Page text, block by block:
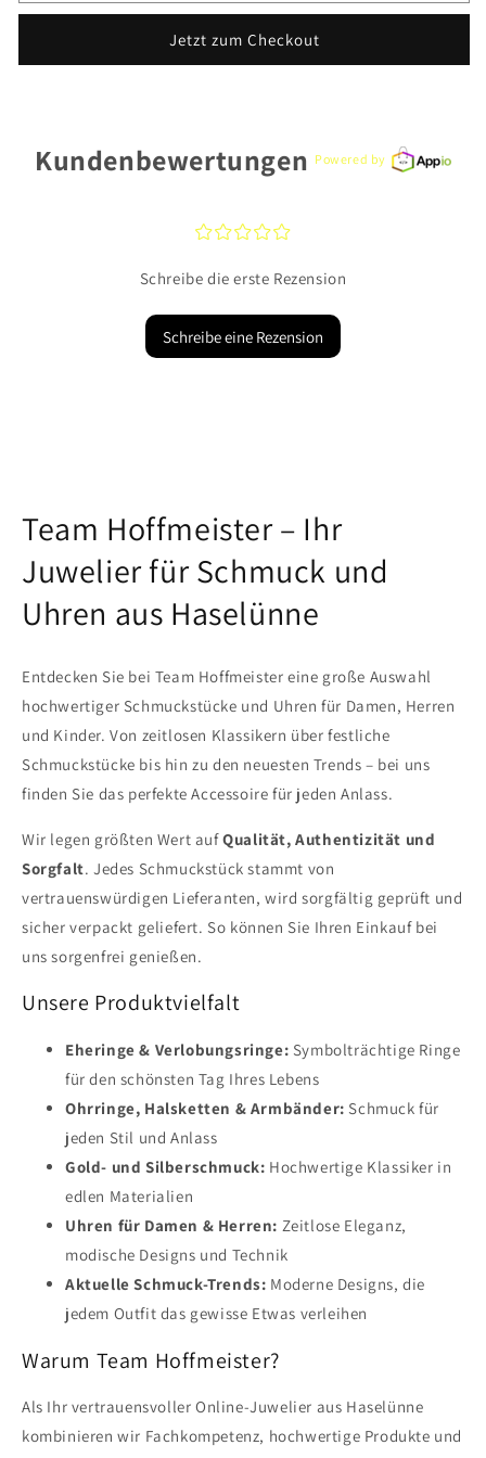
925
XS91379
925
Jetzt zum Checkout
Kundenbewertungen Powered by
¤¤¤¤¤
Schreibe die erste Rezension
Schreibe eine Rezension
Team Hoffmeister – Ihr
Juwelier für Schmuck und
Uhren aus Haselünne
Entdecken Sie bei Team Hoffmeister eine große Auswahl
hochwertiger Schmuckstücke und Uhren für Damen, Herren
und Kinder. Von zeitlosen Klassikern über festliche
Schmuckstücke bis hin zu den neuesten Trends – bei uns
finden Sie das perfekte Accessoire für jeden Anlass.
Wir legen größten Wert aufQualität, Authentizität und
Sorgfalt. Jedes Schmuckstück stammt von
vertrauenswürdigen Lieferanten, wird sorgfältig geprüft und
sicher verpackt geliefert. So können Sie Ihren Einkauf bei
uns sorgenfrei genießen.
Unsere Produktvielfalt
Eheringe & Verlobungsringe: Symbolträchtige Ringe
für den schönsten Tag Ihres Lebens
Ohrringe, Halsketten & Armbänder: Schmuck für
jeden Stil und Anlass
Gold- und Silberschmuck: Hochwertige Klassiker in
edlen Materialien
Uhren für Damen & Herren: Zeitlose Eleganz,
modische Designs und Technik
Aktuelle Schmuck-Trends: Moderne Designs, die
jedem Outfit das gewisse Etwas verleihen
Warum Team Hoffmeister?
Als Ihr vertrauensvoller Online-Juwelier aus Haselünne
kombinieren wir Fachkompetenz, hochwertige Produkte und